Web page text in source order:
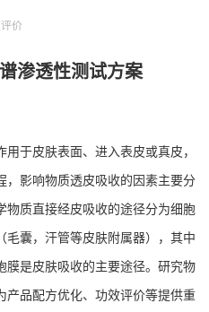
价
渗透性测试方案
于皮肤表面、进入表皮或真皮，
，影响物质透皮吸收的因素主要分
物质直接经皮吸收的途径分为细胞
毛囊，汗管等皮肤附属器），其中
膜是皮肤吸收的主要途径。研究物
产品配方优化、功效评价等提供重